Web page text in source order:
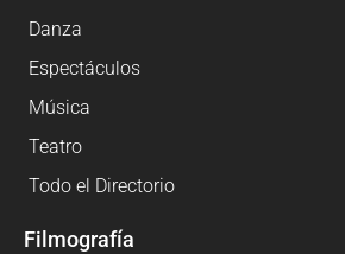
Danza
Espectáculos
Música
Teatro
Todo el Directorio
Filmografía